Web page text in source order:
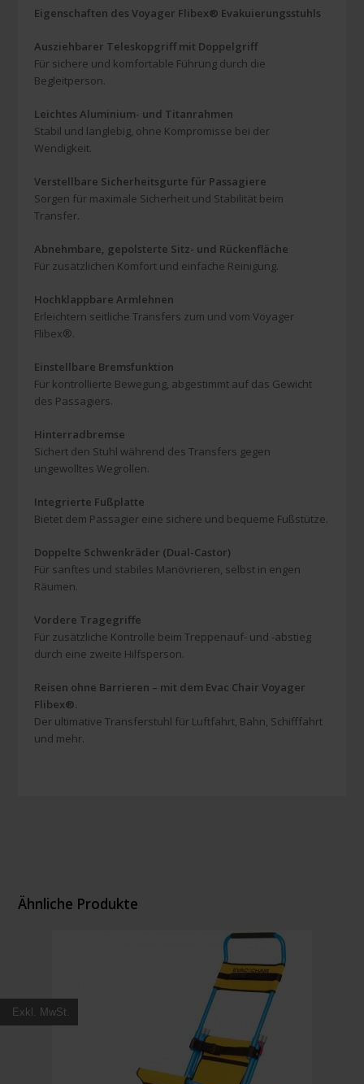
Exkl. MwSt.
Eigenschaften des Voyager Flibex® Evakuierungsstuhls
Ausziehbarer Teleskopgriff mit Doppelgriff
Für sichere und komfortable Führung durch die
Begleitperson.
Leichtes Aluminium- und Titanrahmen
Stabil und langlebig, ohne Kompromisse bei der
Wendigkeit.
Verstellbare Sicherheitsgurte für Passagiere
Sorgen für maximale Sicherheit und Stabilität beim
Transfer.
Abnehmbare, gepolsterte Sitz- und Rückenfläche
Für zusätzlichen Komfort und einfache Reinigung.
Hochklappbare Armlehnen
Erleichtern seitliche Transfers zum und vom Voyager
Flibex®.
Einstellbare Bremsfunktion
Für kontrollierte Bewegung, abgestimmt auf das Gewicht
des Passagiers.
Hinterradbremse
Sichert den Stuhl während des Transfers gegen
ungewolltes Wegrollen.
Integrierte Fußplatte
Bietet dem Passagier eine sichere und bequeme Fußstütze.
Doppelte Schwenkräder (Dual-Castor)
Für sanftes und stabiles Manövrieren, selbst in engen
Räumen.
Vordere Tragegriffe
Für zusätzliche Kontrolle beim Treppenauf- und -abstieg
durch eine zweite Hilfsperson.
Reisen ohne Barrieren – mit dem Evac Chair Voyager
Flibex®.
Der ultimative Transferstuhl für Luftfahrt, Bahn, Schifffahrt
und mehr.
Ähnliche Produkte